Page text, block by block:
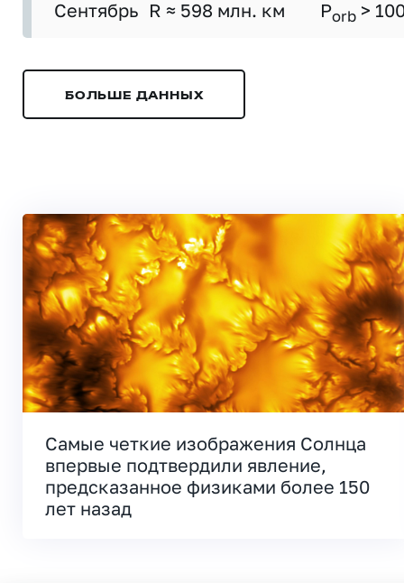
Сентябрь R ≈ 598 млн. км Porb >
БОЛЬШЕ ДАННЫХ
Самые четкие изображения Солнца
впервые подтвердили явление,
предсказанное физиками более 150
лет назад